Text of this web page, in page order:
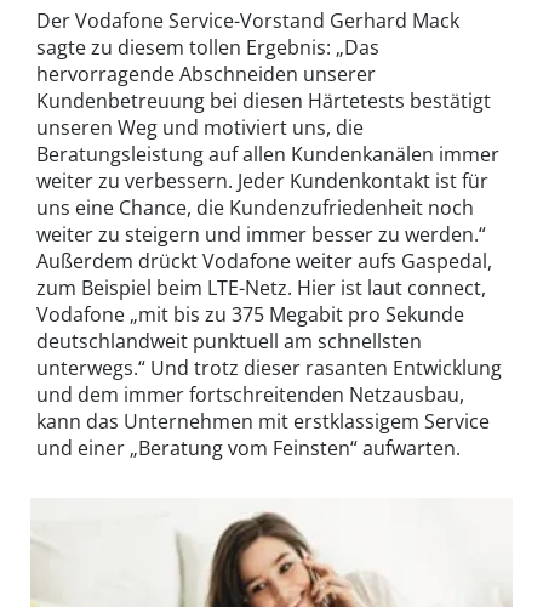
Der Vodafone Service-Vorstand Gerhard Mack
sagte zu diesem tollen Ergebnis: „Das
hervorragende Abschneiden unserer
Kundenbetreuung bei diesen Härtetests bestätigt
unseren Weg und motiviert uns, die
Beratungsleistung auf allen Kundenkanälen immer
weiter zu verbessern. Jeder Kundenkontakt ist für
uns eine Chance, die Kundenzufriedenheit noch
weiter zu steigern und immer besser zu werden.“
Außerdem drückt Vodafone weiter aufs Gaspedal,
zum Beispiel beim LTE-Netz. Hier ist laut connect,
Vodafone „mit bis zu 375 Megabit pro Sekunde
deutschlandweit punktuell am schnellsten
unterwegs.“ Und trotz dieser rasanten Entwicklung
und dem immer fortschreitenden Netzausbau,
kann das Unternehmen mit erstklassigem Service
und einer „Beratung vom Feinsten“ aufwarten.